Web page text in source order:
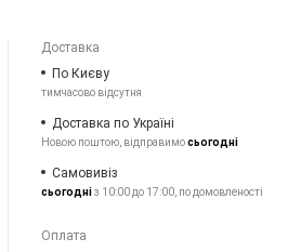
Доставка
По Києву
тимчасово відсутня
Доставка по Україні
Новою поштою, відправимосьогодні
Самовивіз
сьогодніз 10:00 до 17:00, по домовленості
Оплата